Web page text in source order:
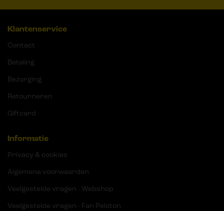
Klantenservice
Contact
Betaling
Bezorging
Retourneren
Giftcard
Informatie
Privacy & cookies
Algemene voorwaarden
Veelgestelde vragen - Webshop
Veelgestelde vragen - Fan Peloton